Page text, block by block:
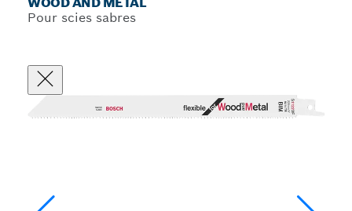
Pour scies sabres